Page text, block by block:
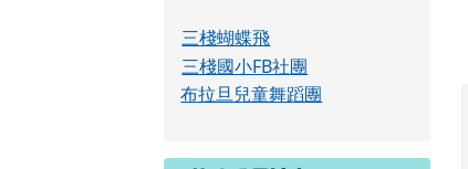
三棧蝴蝶飛
三棧國小FB社團
布拉旦兒童舞蹈團